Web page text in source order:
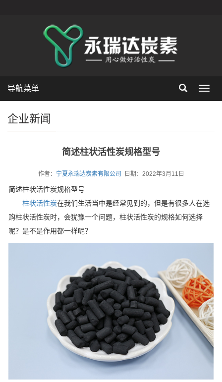
导航菜单
企业新闻
简述柱状活性炭规格型号
作者： 宁夏永瑞达炭素有限公司 日期：2022年3月11日
简述柱状活性炭规格型号
柱状活性炭在我们生活当中是经常见到的，但是有很多人在选
购柱状活性炭时，会犹豫一个问题，柱状活性炭的规格如何选择
呢？是不是作用都一样呢？